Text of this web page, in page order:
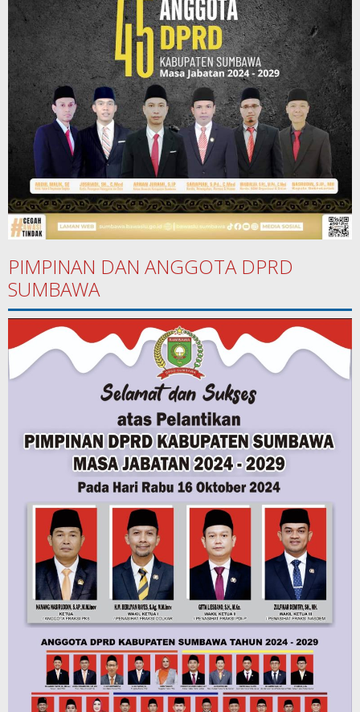
PIMPINAN DAN ANGGOTA DPRD
SUMBAWA